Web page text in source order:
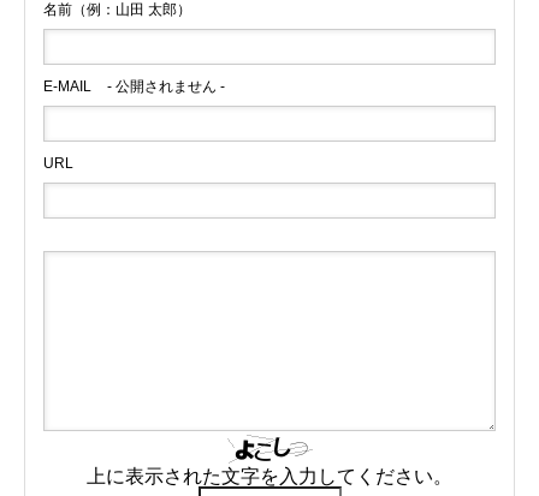
名前（例：山田 太郎）
E-MAIL - 公開されません -
URL
上に表示された文字を入力してください。